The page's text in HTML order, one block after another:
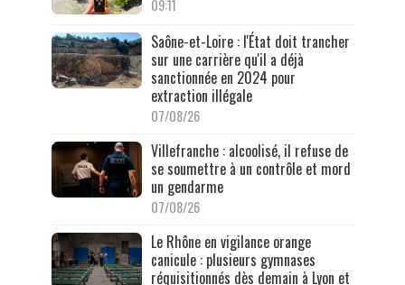
09:11
Saône-et-Loire : l'État doit trancher
sur une carrière qu'il a déjà
sanctionnée en 2024 pour
extraction illégale
07/08/26
Villefranche : alcoolisé, il refuse de
se soumettre à un contrôle et mord
un gendarme
07/08/26
Le Rhône en vigilance orange
canicule : plusieurs gymnases
réquisitionnés dès demain à Lyon et